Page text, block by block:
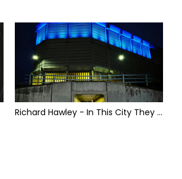
Richard Hawley - In This City They ...